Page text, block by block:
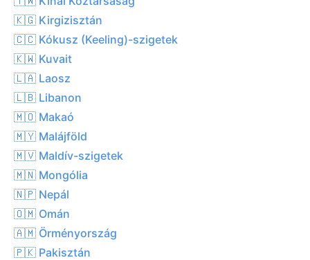
🇰🇬 Kirgizisztán
🇨🇨 Kókusz (Keeling)-szigetek
🇰🇼 Kuvait
🇱🇦 Laosz
🇱🇧 Libanon
🇲🇴 Makaó
🇲🇾 Malájföld
🇲🇻 Maldív-szigetek
🇲🇳 Mongólia
🇳🇵 Nepál
🇴🇲 Omán
🇦🇲 Örményország
🇵🇰 Pakisztán